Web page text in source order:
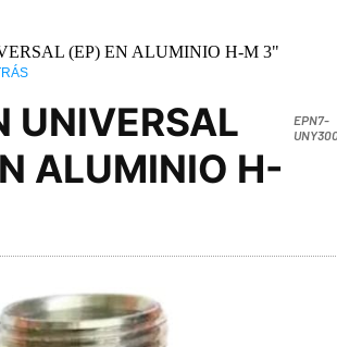
(EP) EN ALUMINIO H-M 3"
UNIVERSAL
ALUMINIO H-
EPN7-